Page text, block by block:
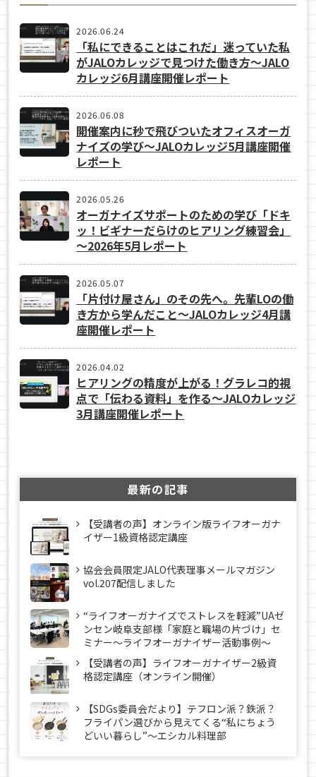
2026.06.24
「私にできることはこれだ」迷っていた私
がJALOカレッジで見つけた働き方〜JALO
カレッジ6月講座開催レポート
2026.06.08
開催案内に秒で飛びついたオフィスオーガ
ナイズの学び〜JALOカレッジ5月講座開催
レポート
2026.05.26
オーガナイズサポートのための学び「ドキ
ッ！ビギナーだらけのヒアリング練習会」
～2026年5月レポート
2026.05.07
「片付け屋さん」のその先へ。先輩LOの働
き方から学んだこと〜JALOカレッジ4月講
座開催レポート
2026.04.02
ヒアリングの精度が上がる！グラレコ的視
点で「伝わる資料」を作る〜JALOカレッジ
3月講座開催レポート
最新の記事
【受講者の声】オンライン版ライフオーガナ
イザー1級資格認定講座
協会会員限定JALO代表理事メールマガジン
vol.207配信しました
“ライフオーガナイズでストレスを軽減”UAゼ
ンセン岐阜支部様「家庭と職場の片づけ」セ
ミナー～ライフオーガナイザー活動事例〜
【受講者の声】ライフオーガナイザー2級資
格認定講座（オンライン開催）
【SDGs委員会だより】テフロン派？鉄派？
フライパン選びから見えてくる“私にちょう
どいい暮らし”～エシカル料理部